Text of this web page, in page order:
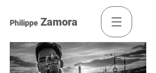
Philippe Zamora
PHILIPPE ZAMORA